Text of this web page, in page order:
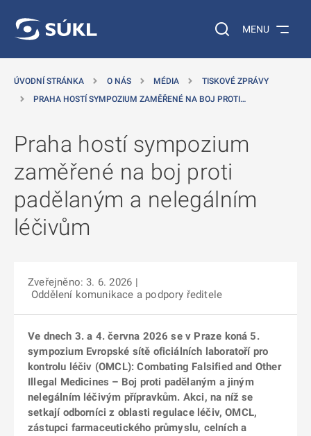
Vyhledávání na
MENU
ÚVODNÍ STRÁNKA O NÁS MÉDIA
TISKOVÉ ZPRÁVY
PRAHA HOSTÍ SYMPOZIUM ZAMĚŘENÉ NA BOJ PROTI…
Praha hostí sympozium
zaměřené na boj proti
padělaným a nelegálním
léčivům
Zveřejněno: 3. 6. 2026 |
Oddělení komunikace a podpory ředitele
Ve dnech 3. a 4. června 2026 se v Praze koná 5.
sympozium Evropské sítě oficiálních laboratoří pro
kontrolu léčiv (OMCL): Combating Falsified and Other
Illegal Medicines – Boj proti padělaným a jiným
nelegálním léčivým přípravkům. Akci, na níž se
setkají odborníci z oblasti regulace léčiv, OMCL,
zástupci farmaceutického průmyslu, celních a